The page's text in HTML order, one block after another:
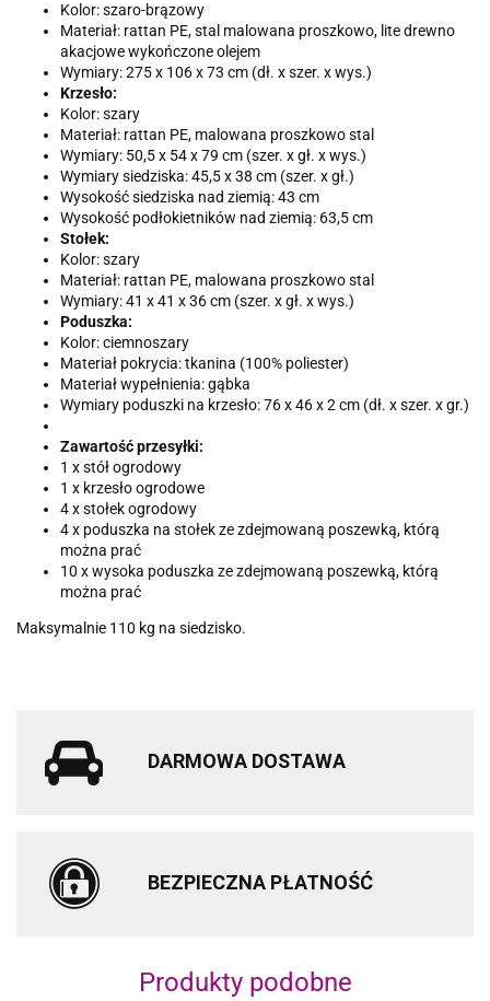
Kolor: szaro-brązowy
Materiał: rattan PE, stal malowana proszkowo, lite drewno
akacjowe wykończone olejem
Wymiary: 275 x 106 x 73 cm (dł. x szer. x wys.)
Krzesło:
Kolor: szary
Materiał: rattan PE, malowana proszkowo stal
Wymiary: 50,5 x 54 x 79 cm (szer. x gł. x wys.)
Wymiary siedziska: 45,5 x 38 cm (szer. x gł.)
Wysokość siedziska nad ziemią: 43 cm
Wysokość podłokietników nad ziemią: 63,5 cm
Stołek:
Kolor: szary
Materiał: rattan PE, malowana proszkowo stal
Wymiary: 41 x 41 x 36 cm (szer. x gł. x wys.)
Poduszka:
Kolor: ciemnoszary
Materiał pokrycia: tkanina (100% poliester)
Materiał wypełnienia: gąbka
Wymiary poduszki na krzesło: 76 x 46 x 2 cm (dł. x szer. x gr.)
Zawartość przesyłki:
1 x stół ogrodowy
1 x krzesło ogrodowe
4 x stołek ogrodowy
4 x poduszka na stołek ze zdejmowaną poszewką, którą
można prać
10 x wysoka poduszka ze zdejmowaną poszewką, którą
można prać
Maksymalnie 110 kg na siedzisko.
DARMOWA DOSTAWA
BEZPIECZNA PŁATNOŚĆ
Produkty podobne